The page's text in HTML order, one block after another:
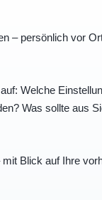
– persönlich vor
Welche
Was sollte aus
Blick auf Ihre